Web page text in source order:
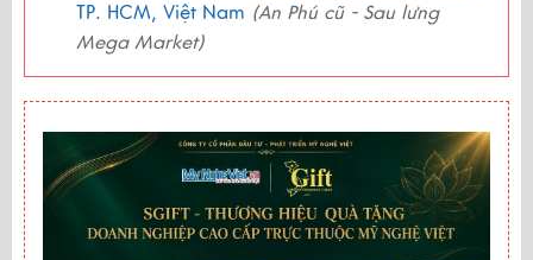
TP. HCM, Việt Nam (An Phú cũ - Sau lưng
Mega Market)